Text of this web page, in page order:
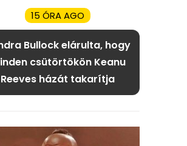
15 ÓRA AGO
Bullock elárulta, hogy
csütörtökön Keanu
Reeves házát takarítja